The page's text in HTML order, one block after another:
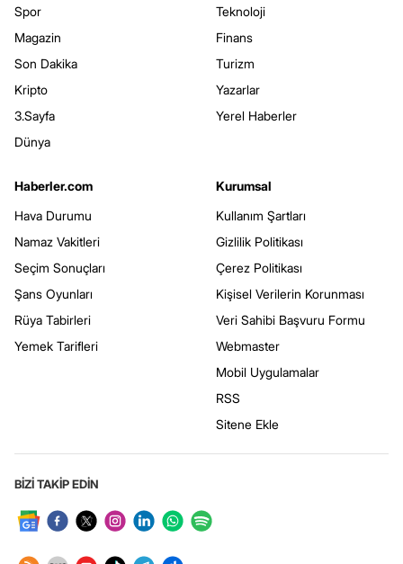
Spor
Magazin
Son Dakika
Kripto
3.Sayfa
Dünya
Teknoloji
Finans
Turizm
Yazarlar
Yerel Haberler
Haberler.com
Hava Durumu
Namaz Vakitleri
Seçim Sonuçları
Şans Oyunları
Rüya Tabirleri
Yemek Tarifleri
Kurumsal
Kullanım Şartları
Gizlilik Politikası
Çerez Politikası
Kişisel Verilerin Korunması
Veri Sahibi Başvuru Formu
Webmaster
Mobil Uygulamalar
RSS
Sitene Ekle
BİZİ TAKİP EDİN